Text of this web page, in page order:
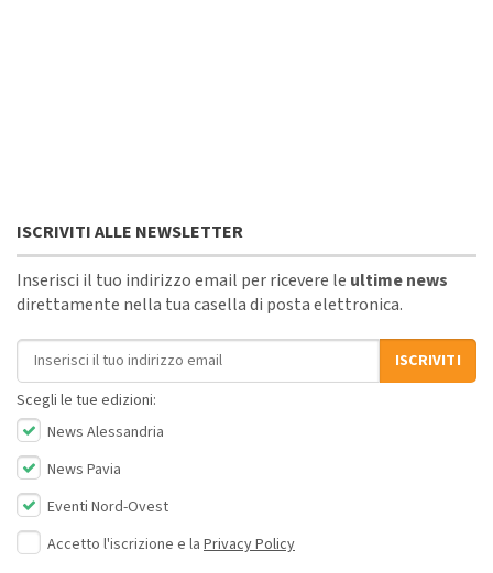
ISCRIVITI ALLE NEWSLETTER
Inserisci il tuo indirizzo email per ricevere le ultime news
direttamente nella tua casella di posta elettronica.
Indirizzo email
ISCRIVITI
Scegli le tue edizioni:
News Alessandria
News Pavia
Eventi Nord-Ovest
Accetto l'iscrizione e la Privacy Policy